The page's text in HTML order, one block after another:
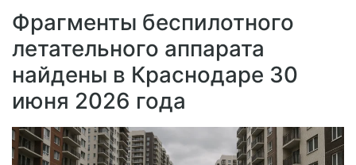
Фрагменты беспилотного
летательного аппарата
найдены в Краснодаре 30
июня 2026 года